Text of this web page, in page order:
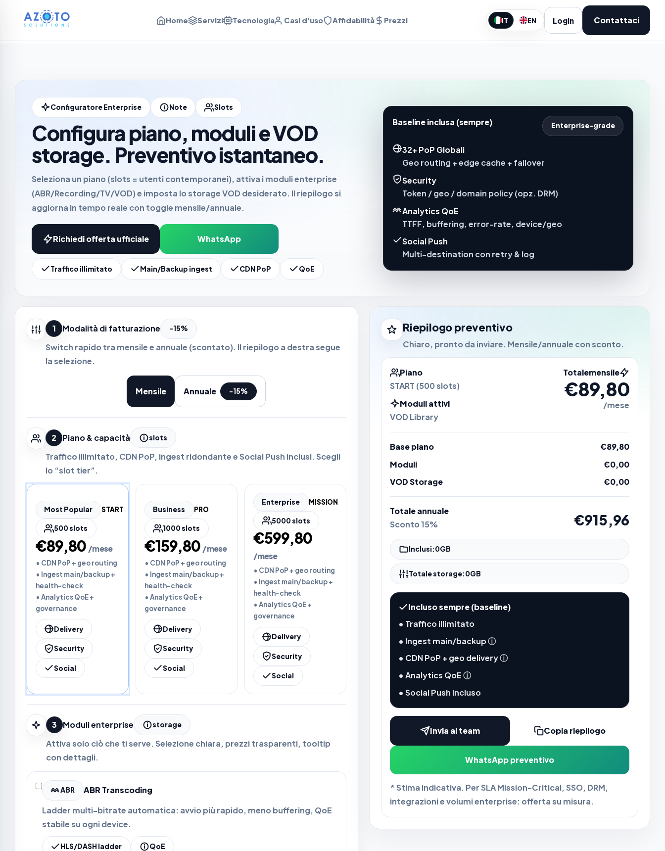
Home Servizi Tecnologia Casi d'uso Affidabilità Prezzi IT EN Login Contattaci
Configuratore Enterprise Note Slots
Configura piano, moduli e VOD
storage. Preventivo istantaneo.
Seleziona un piano (slots = utenti contemporanei), attiva i moduli enterprise
(ABR/Recording/TV/VOD) e imposta lo storage VOD desiderato. Il riepilogo si
aggiorna in tempo reale con toggle mensile/annuale.
Richiedi offerta ufficiale WhatsApp
Traffico illimitato Main/Backup ingest CDN PoP QoE
Baseline inclusa (sempre) Enterprise-grade
32+ PoP Globali
Geo routing + edge cache + failover
Security
Token / geo / domain policy (opz. DRM)
Analytics QoE
TTFF, buffering, error-rate, device/geo
Social Push
Multi-destination con retry & log
1 Modalità di fatturazione -15%
Switch rapido tra mensile e annuale (scontato). Il riepilogo a destra segue
la selezione.
Mensile Annuale -15%
2 Piano & capacità slots
Traffico illimitato, CDN PoP, ingest ridondante e Social Push inclusi. Scegli
lo “slot tier”.
Most Popular START
500 slots
€89,80 /mese
• CDN PoP + geo routing
• Ingest main/backup +
health-check
• Analytics QoE +
governance
Delivery
Security
Social
Business PRO
1000 slots
€159,80 /mese
• CDN PoP + geo routing
• Ingest main/backup +
health-check
• Analytics QoE +
governance
Delivery
Security
Social
Enterprise MISSION
5000 slots
€599,80
/mese
• CDN PoP + geo routing
• Ingest main/backup +
health-check
• Analytics QoE +
governance
Delivery
Security
Social
3 Moduli enterprise storage
Attiva solo ciò che ti serve. Selezione chiara, prezzi trasparenti, tooltip
con dettagli.
ABR
ABR Transcoding
Ladder multi-bitrate automatica: avvio più rapido, meno buffering, QoE
stabile su ogni device.
HLS/DASH ladder QoE
Riepilogo preventivo
Chiaro, pronto da inviare. Mensile/annuale con sconto.
Piano
START (500 slots)
Moduli attivi
VOD Library
Totalemensile
€89,80
/mese
Base piano
€89,80
Moduli
€0,00
VOD Storage
€0,00
Totale annuale
Sconto 15%
€915,96
Inclusi:0GB
Totale storage:0GB
Incluso sempre (baseline)
• Traffico illimitato
• Ingest main/backupⓘ
• CDN PoP + geo deliveryⓘ
• Analytics QoEⓘ
• Social Push incluso
Invia al team Copia riepilogo
WhatsApp preventivo
* Stima indicativa. Per SLA Mission-Critical, SSO, DRM,
integrazioni e volumi enterprise: offerta su misura.